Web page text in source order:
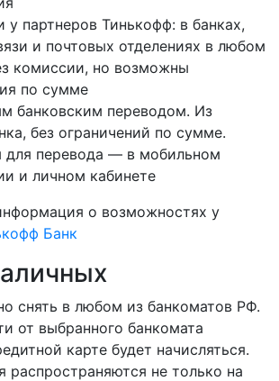
у партнеров Тинькофф: в банках,
и почтовых отделениях в любом
комиссии, но возможны
по сумме
банковским переводом. Из
без ограничений по сумме.
для перевода — в мобильном
и личном кабинете
о возможностях у
Банк
снять в любом из банкоматов РФ.
от выбранного банкомата
карте будет начисляться.
распространяются не только на